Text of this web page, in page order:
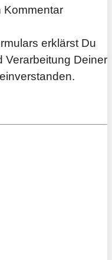
Kommentar
erklärst Du
Verarbeitung Deiner